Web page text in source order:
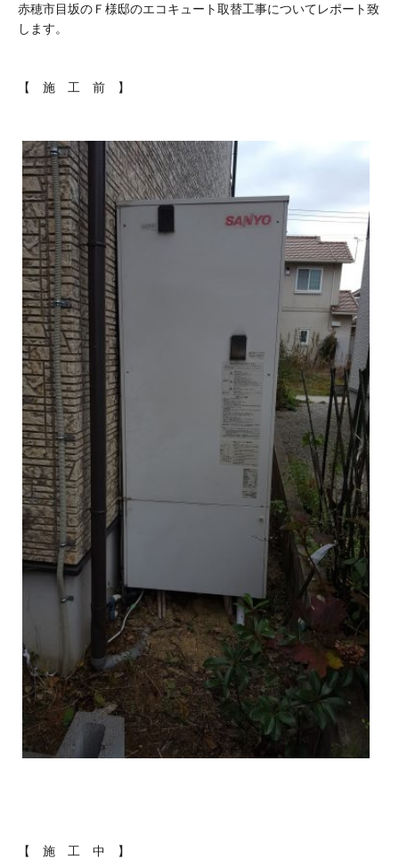
赤穂市目坂のＦ様邸のエコキュート取替工事についてレポート致
します。
【 施 工 前 】
【 施 工 中 】